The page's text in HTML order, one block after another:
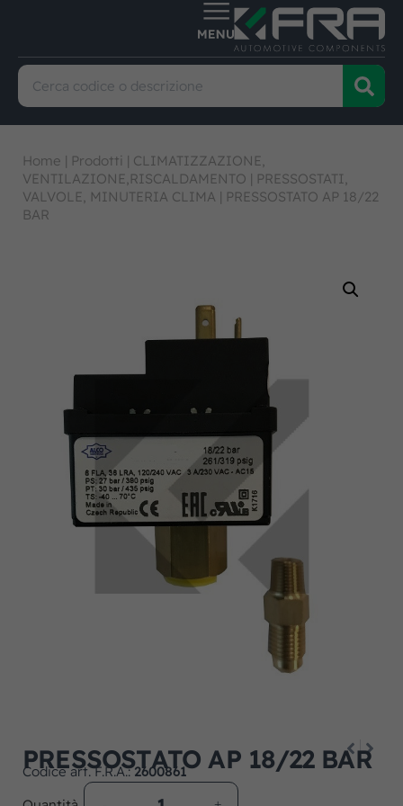
Home | Prodotti | CLIMATIZZAZIONE,
VENTILAZIONE,RISCALDAMENTO | PRESSOSTATI,
VALVOLE, MINUTERIA CLIMA | PRESSOSTATO AP 18/22
BAR
PRESSOSTATO AP 18/22 BAR
Codice art. F.R.A.:2600861